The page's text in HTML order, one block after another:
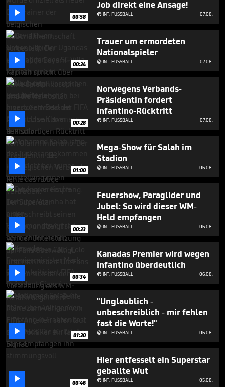
1
minute,
8
seconds
 00:58
Job direkt eine Ansage!
INT. FUSSBALL 07.08.
 00:24
Trauer um ermordeten
Nationalspieler
INT. FUSSBALL 07.08.
 00:28
Norwegens Verbands-
Präsidentin fordert
Infantino-Rücktritt
INT. FUSSBALL 07.08.
 01:00
Mega-Show für Salah im
Stadion
INT. FUSSBALL 06.08.
 00:23
Feuershow, Paraglider und
Jubel: So wird dieser WM-
Held empfangen
INT. FUSSBALL 06.08.
 00:34
Kanadas Premier wird wegen
Infantino überdeutlich
INT. FUSSBALL 06.08.
 01:20
"Unglaublich -
unbeschreiblich - mir fehlen
fast die Worte!"
INT. FUSSBALL 06.08.
 00:46
Hier entfesselt ein Superstar
geballte Wut
INT. FUSSBALL 05.08.